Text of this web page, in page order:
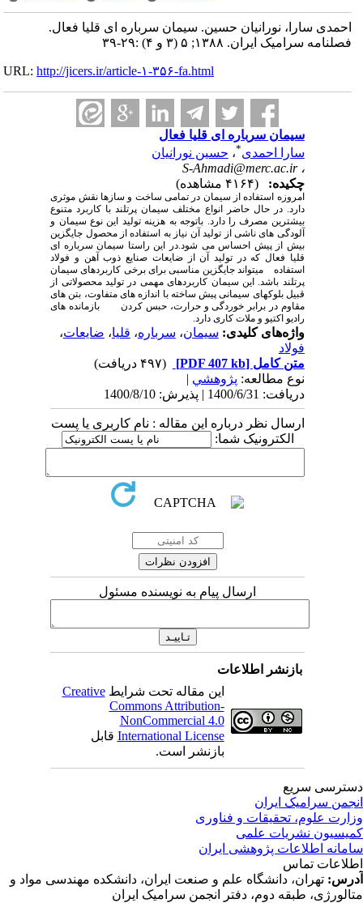
احمدی سارا، نورانیان حسین. سیمان سرباره ای قلیا فعال.
فصلنامه سرامیک ایران. ۱۳۸۸; ۵ (۳ و ۴) :۲۹-۳۹
URL:http://jicers.ir/article-۱-۳۵۶-fa.html
سیمان سرباره ای قلیا فعال
سارا احمدی* ،حسین نورانیان
S-Ahmadi@merc.ac.ir
چکیده:
امروزه استفاده از سیمان در تمامی ساخت و سازها نقش موثری
دارد. در حال حاضر انواع مختلف سیمان پرتلند با کاربرد متنوع
بیشترین مصرف را دارد. باتوجه به هزینه تولید این نوع سیمان و
آلودگی های ناشی از تولید آن نیاز به استفاده از محصول جایگزین
بیش از پیش احساس می شود.در این راستا سیمان سرباره ای
قلیا فعال که در تولید آن از ضایعات صنایع ذوب آهن و فولاد
استفاده می­تواند جایگزین مناسبی برای برخی کاربردهای سیمان
پرتلند باشد. این سیمان کاربردهای مهمی در تولید محصولاتی از
قبیل بلوکهای سیمانی پیش ساخته با اندازه های متفاوت، بتن های
مقاوم در برابر خوردگی و حرارت، حبس کردن بازمانده های
رادیو اکتیو و ملات کاری دارد.
واژه‌های کلیدی:سیمان،سرباره ،قلیا،ضایعات،
فولاد
متن کامل[PDF 407 kb]
نوع مطالعه:پژوهشي|
دریافت: 1400/6/31 | پذیرش: 1400/8/10
ارسال نظر درباره این مقاله : نام کاربری یا پست
الکترونیک شما:
ارسال پیام به نویسنده مسئول
بازنشر اطلاعات
این مقاله تحت شرایطCreative
Commons Attribution-
NonCommercial 4.0
International Licenseقابل
بازنشر است.
سریع
سرامیک ایران
علوم، تحقیقات و فناوری
نشریات علمی
اطلاعات پژوهشی ایران
تماس
تهران، دانشگاه علم و صنعت ایران، دانشکده مهندسی مواد و
طبقه دوم، دفتر انجمن سرامیک ایران